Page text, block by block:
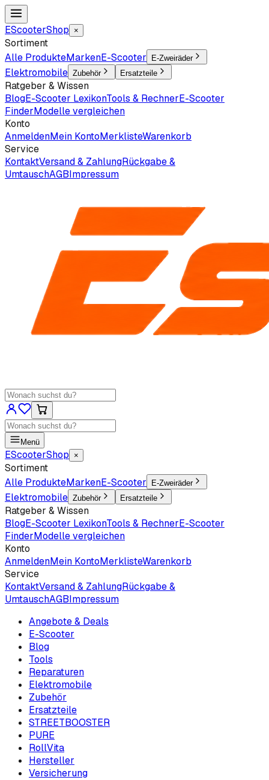
EScooterShop ×
Sortiment
Alle ProdukteMarkenE-Scooter E-Zweiräder
Elektromobile Zubehör Ersatzteile
Ratgeber & Wissen
BlogE-Scooter LexikonTools & RechnerE-Scooter
FinderModelle vergleichen
Konto
AnmeldenMein KontoMerklisteWarenkorb
Service
KontaktVersand & ZahlungRückgabe &
UmtauschAGBImpressum
Menü
EScooterShop ×
Sortiment
Alle ProdukteMarkenE-Scooter E-Zweiräder
Elektromobile Zubehör Ersatzteile
Ratgeber & Wissen
BlogE-Scooter LexikonTools & RechnerE-Scooter
FinderModelle vergleichen
Konto
AnmeldenMein KontoMerklisteWarenkorb
Service
KontaktVersand & ZahlungRückgabe &
UmtauschAGBImpressum
Angebote & Deals
E-Scooter
Blog
Tools
Reparaturen
Elektromobile
Zubehör
Ersatzteile
STREETBOOSTER
PURE
RollVita
Hersteller
Versicherung